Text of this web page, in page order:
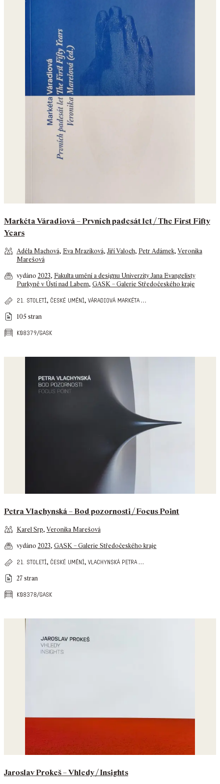
Markéta Váradiová – Prvních padesát let / The First Fifty
Years
Adéla Machová, Eva Mrazíková,Jiří Valoch, Petr Adámek, Veronika
Marešová
vydáno 2023, Fakulta umění a designu Univerzity Jana Evangelisty
Purkyně v Ústí nad Labem, GASK – Galerie Středočeského kraje
21. století, české umění, váradiová markéta…
105 stran
k08379/gask
Petra Vlachynská – Bod pozornosti / Focus Point
Karel Srp, Veronika Marešová
vydáno 2023, GASK – Galerie Středočeského kraje
21. století, české umění, vlachynská petra…
27 stran
k08378/gask
Jaroslav Prokeš – Vhledy / Insights